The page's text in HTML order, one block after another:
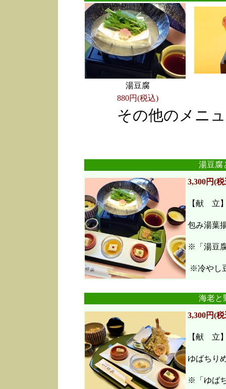
湯豆腐
880円(税込)
その他のメニ
湯豆腐
3,300円(
【献 立
包み湯葉
※「湯豆
※冷やし
海老
3,300円(
【献 立
ゆばちり
※「ゆば